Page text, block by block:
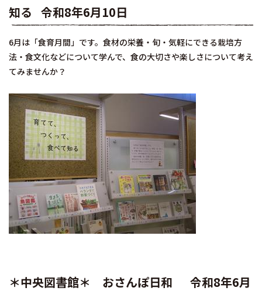
知る 令和8年6月10日
6月は「食育月間」です。食材の栄養・旬・気軽にできる栽培方
法・食文化などについて学んで、食の大切さや楽しさについて考え
てみませんか？
＊中央図書館＊ おさんぽ日和 令和8年6月